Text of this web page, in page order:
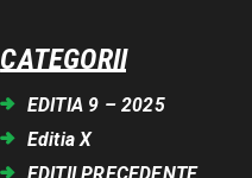
CATEGORII
EDITIA 9 – 2025
Editia X